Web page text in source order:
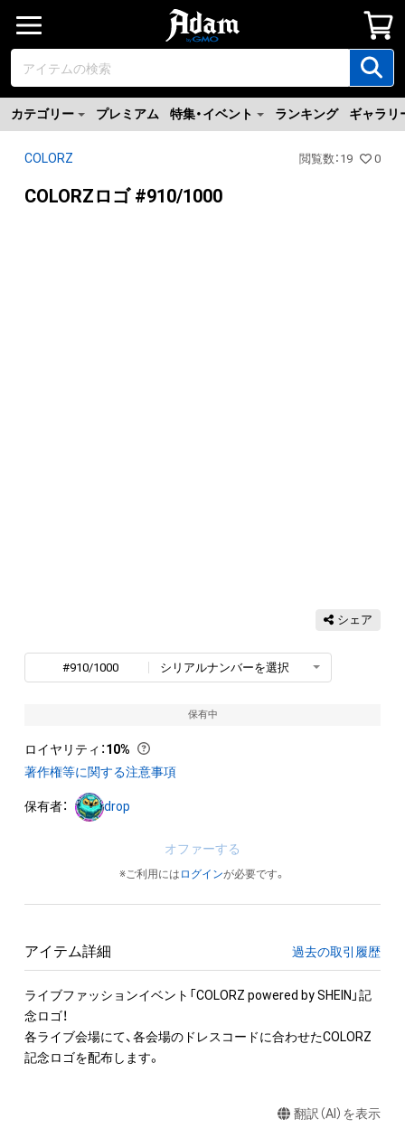
カテゴリー プレミアム 特集・イベント ランキング ギャラリ
COLORZ 閲覧数 ： 19 0
COLORZロゴ #910/1000
シェア
#910/1000 シリアルナンバーを選択
保有中
ロイヤリティ ：10%
著作権等に関する注意事項
保有者： drop
オファーする
※ご利用には ログインが必要です。
アイテム詳細 過去の取引履歴
ライブファッションイベント「COLORZ powered by SHEIN」記
念ロゴ！
各ライブ会場にて、各会場のドレスコードに合わせたCOLORZ
記念ロゴを配布します。
翻訳（AI）を表示